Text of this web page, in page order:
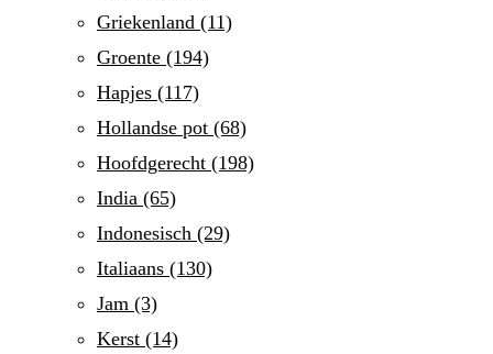
Griekenland (11)
Groente (194)
Hapjes (117)
Hollandse pot (68)
Hoofdgerecht (198)
India (65)
Indonesisch (29)
Italiaans (130)
Jam (3)
Kerst (14)